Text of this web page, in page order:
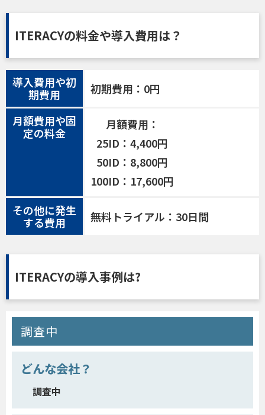
ITERACYの料金や導入費用は？
導入費用や初
期費用
初期費用：0円
月額費用や固
定の料金
月額費用：
25ID：4,400円
50ID：8,800円
100ID：17,600円
その他に発生
する費用
無料トライアル：30日間
ITERACYの導入事例は?
調査中
どんな会社？
調査中